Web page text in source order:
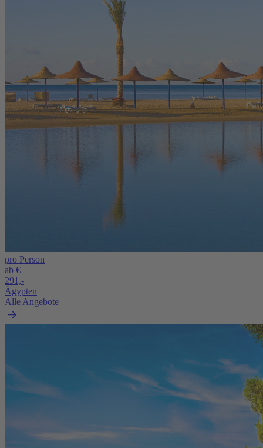
pro Person
ab €
291,-
Ägypten
Alle Angebote